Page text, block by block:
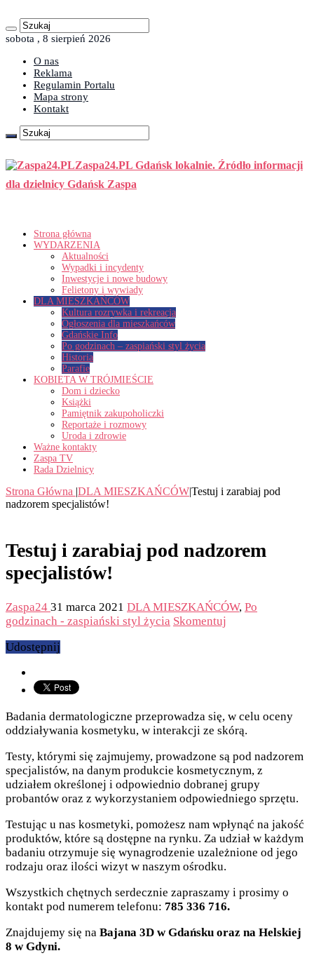
sobota , 8 sierpień 2026
O nas
Reklama
Regulamin Portalu
Mapa strony
Kontakt
Zaspa24.PL Gdańsk lokalnie. Źródło informacji
dla dzielnicy Gdańsk Zaspa
Strona główna
WYDARZENIA
Aktualności
Wypadki i incydenty
Inwestycje i nowe budowy
Felietony i wywiady
DLA MIESZKAŃCÓW
Kultura rozrywka i rekreacja
Ogłoszenia dla mieszkańców
Gdańskie Info
Po godzinach – zaspiański styl życia
Historia
Parafie
KOBIETA W TRÓJMIEŚCIE
Dom i dziecko
Książki
Pamiętnik zakupoholiczki
Reportaże i rozmowy
Uroda i zdrowie
Ważne kontakty
Zaspa TV
Rada Dzielnicy
Strona Główna |DLA MIESZKAŃCÓW|Testuj i zarabiaj pod
nadzorem specjalistów!
Testuj i zarabiaj pod nadzorem
specjalistów!
Zaspa24 31 marca 2021 DLA MIESZKAŃCÓW, Po
godzinach - zaspiański styl życia Skomentuj
Udostępnij
Badania dermatologiczne przeprowadza się, w celu oceny
oddziaływania kosmetyku, w interakcji ze skórą.
Testy, którymi się zajmujemy, prowadzone są pod nadzorem
specjalistów, na danym produkcie kosmetycznym, z
udziałem określonej i odpowiednio dobranej grupy
probantów oraz z wykorzystaniem odpowiedniego sprzętu.
Testując u nas kosmetyki, pomożesz nam wpłynąć na jakość
produktów, które są dostępne na rynku. Za udział w każdym
badaniu otrzymuje się wynagrodzenie uzależnione od jego
rodzaju oraz ilości wizyt w naszym ośrodku.
Wszystkich chętnych serdecznie zapraszamy i prosimy o
kontakt pod numerem telefonu: 785 336 716.
Znajdujemy się na Bajana 3D w Gdańsku oraz na Helskiej
8 w Gdyni.